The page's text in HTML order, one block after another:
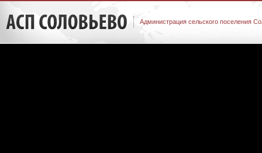
Администрация сельского поселения